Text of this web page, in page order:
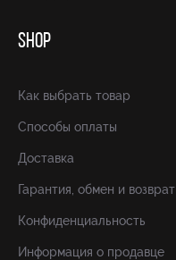
SHOP
Как выбрать товар
Способы оплаты
Доставка
Гарантия, обмен и возврат
Конфиденциальность
Информация о продавце